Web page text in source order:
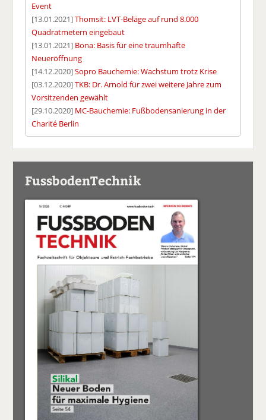
Event
[13.01.2021]Thomsit: LVT-Beläge auf rund 8.000
Quadratmetern eingebaut
[13.01.2021] Bona: Basis für eine traumhafte
Neueröffnung
[14.12.2020]Sopro Bauchemie: Wachstum trotz Krise
[03.12.2020]TKB: Dr. Arnold für zwei weitere Jahre zum
Vorsitzenden gewählt
[29.10.2020] MC-Bauchemie: Fußbodensanierung in der
Charité Berlin
FussbodenTechnik